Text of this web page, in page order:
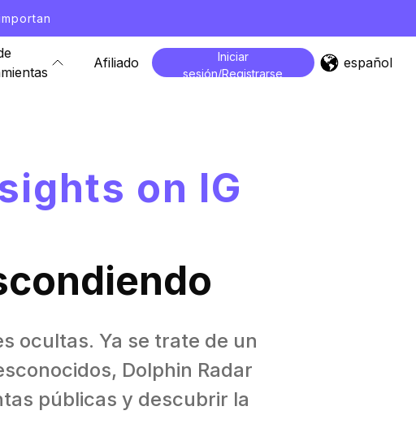
Afiliado
Iniciar
sesión/Registrarse
español
on IG
ocultas. Ya se trate de un
Dolphin Radar
públicas y descubrir la